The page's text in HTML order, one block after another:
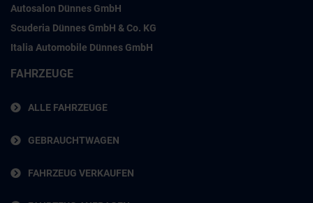
Autosalon Dünnes GmbH
Scuderia Dünnes GmbH & Co. KG
Italia Automobile Dünnes GmbH
FAHRZEUGE
ALLE FAHRZEUGE
GEBRAUCHTWAGEN
FAHRZEUG VERKAUFEN